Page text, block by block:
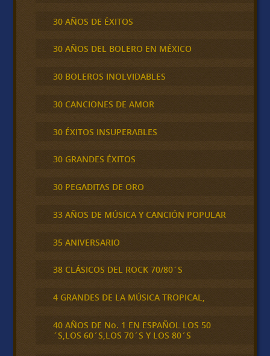
30 AÑOS DE ÉXITOS
30 AÑOS DEL BOLERO EN MÉXICO
30 BOLEROS INOLVIDABLES
30 CANCIONES DE AMOR
30 ÉXITOS INSUPERABLES
30 GRANDES ÉXITOS
30 PEGADITAS DE ORO
33 AÑOS DE MÚSICA Y CANCIÓN POPULAR
35 ANIVERSARIO
38 CLÁSICOS DEL ROCK 70/80´S
4 GRANDES DE LA MÚSICA TROPICAL,
40 AÑOS DE No. 1 EN ESPAÑOL LOS 50
´S,LOS 60´S,LOS 70´S Y LOS 80´S